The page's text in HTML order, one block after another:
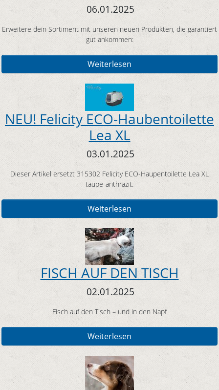
06.01.2025
Erweitere dein Sortiment mit unseren neuen Produkten, die garantiert
gut ankommen:
Weiterlesen
NEU! Felicity ECO-Haubentoilette
Lea XL
03.01.2025
Dieser Artikel ersetzt 315302 Felicity ECO-Haupentoilette Lea XL
taupe-anthrazit.
Weiterlesen
FISCH AUF DEN TISCH
02.01.2025
Fisch auf den Tisch – und in den Napf
Weiterlesen